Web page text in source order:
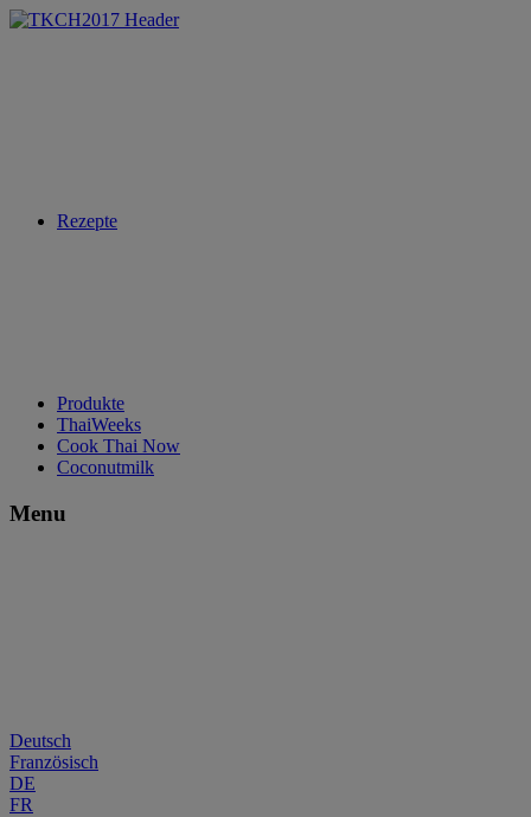
Rezepte
Produkte
ThaiWeeks
Cook Thai Now
Coconutmilk
Menu
Deutsch
Französisch
DE
FR